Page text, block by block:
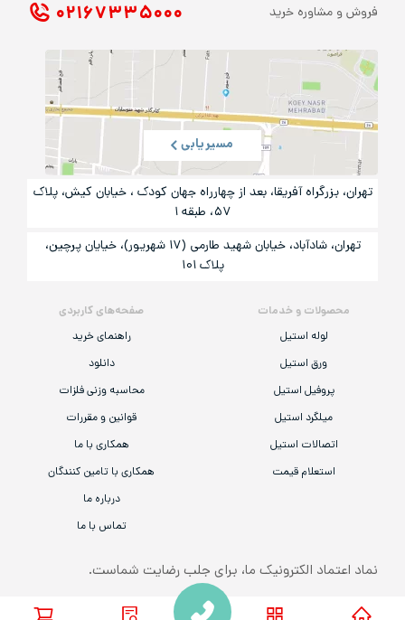
محصولات و خدمات
لوله استیل
ورق استیل
پروفیل استیل
میلگرد استیل
اتصالات استیل
استعلام قیمت
صفحه‌های کاربردی
راهنمای خرید
دانلود
محاسبه وزنی فلزات
قوانین و مقررات
همکاری با ما
همکاری با تامین کنندگان
درباره ما
تماس با ما
نماد اعتماد الکترونیک ما، برای جلب رضایت شماست.
فروش و مشاوره خرید ۰۲۱ ۶۷۳۳۵۰۰۰
مسیریابی
تهران، بزرگراه آفریقا، بعد از چهارراه جهان کودک ، خیابان کیش، پلاک
۵۷، طبقه ۱
تهران، شادآباد، خیابان شهید طارمی (۱۷ شهریور)، خیایان پرچین،
پلاک ۱۰۱